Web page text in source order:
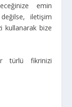
emin
iletişim
kullanarak bize
türlü fikrinizi